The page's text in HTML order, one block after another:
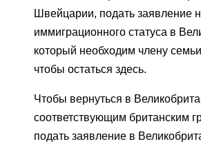
Швейцарии, подать заявление
иммиграционного статуса в
который необходим члену
чтобы остаться здесь.
Чтобы вернуться в
соответствующим британским
подать заявление в